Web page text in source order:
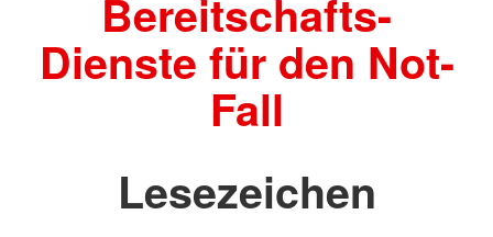
Bereitschafts-
Dienste für den Not-
Fall
Lesezeichen